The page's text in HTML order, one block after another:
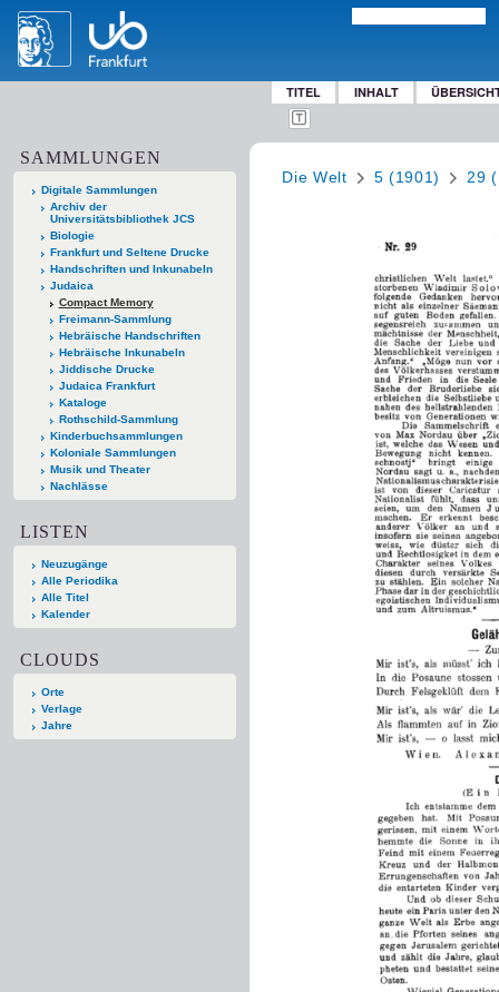
TITEL INHALT
SAMMLUNGEN
Digitale Sammlungen
Archiv der
Universitätsbibliothek JCS
Biologie
Frankfurt und Seltene Drucke
Handschriften und Inkunabeln
Judaica
Compact Memory
Freimann-Sammlung
Hebräische Handschriften
Hebräische Inkunabeln
Jiddische Drucke
Judaica Frankfurt
Kataloge
Rothschild-Sammlung
Kinderbuchsammlungen
Koloniale Sammlungen
Musik und Theater
Nachlässe
LISTEN
Neuzugänge
Alle Periodika
Alle Titel
Kalender
CLOUDS
Orte
Verlage
Jahre
Die Welt 5 (1901) 29